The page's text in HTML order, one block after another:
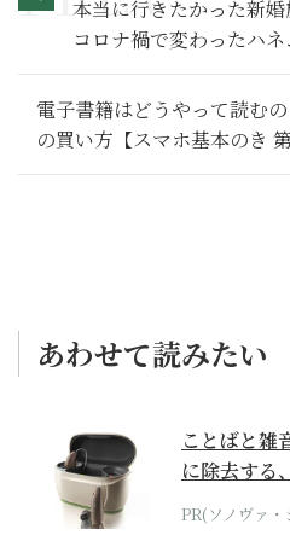
本当に行きたかった新
コロナ禍で変わったハ
電子書籍はどうやって読む
の買い方【スマホ基本のき 第
あわせて読みたい
ことばと雑
に除去する
位モデル
PR(ソノヴァ